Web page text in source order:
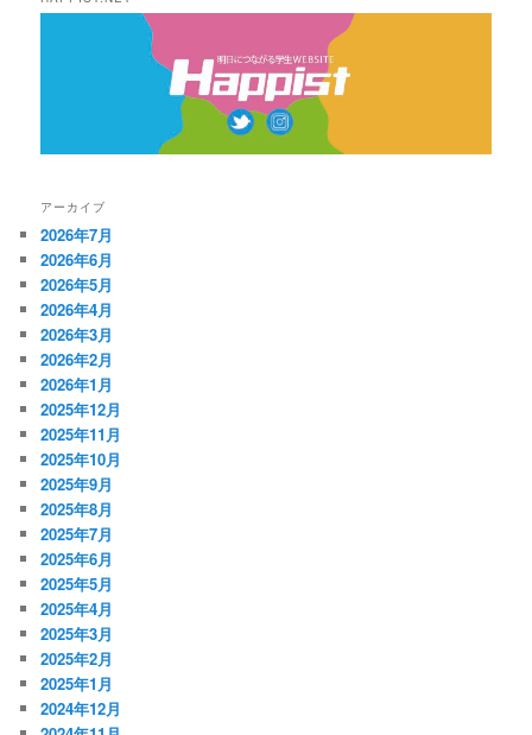
アーカイブ
2026年7月
2026年6月
2026年5月
2026年4月
2026年3月
2026年2月
2026年1月
2025年12月
2025年11月
2025年10月
2025年9月
2025年8月
2025年7月
2025年6月
2025年5月
2025年4月
2025年3月
2025年2月
2025年1月
2024年12月